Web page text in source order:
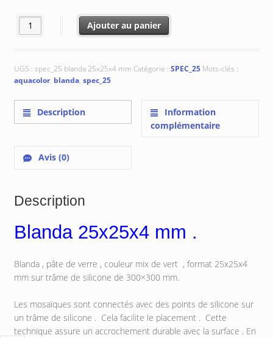
quantité de Blanda 25x25x4 mm
Ajouter au panier
UGS : spec_25 blanda 25x25x4 mm Catégorie : SPEC_25 Mots-clés :
aquacolor, blanda, spec_25
Description
Information
complémentaire
Avis (0)
Description
Blanda 25x25x4 mm .
Blanda , pâte de verre , couleur mix de vert , format 25x25x4
mm sur trâme de silicone de 300×300 mm.
Les mosaïques sont connectés avec des points de silicone sur
un trâme de silicone . Cela facilite le placement . Cette
technique assure un accrochement durable avec la surface . En